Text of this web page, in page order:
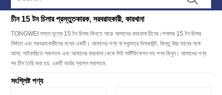
চীন 15 টন চিলার প্রস্তুতকারক, সরবরাহকারী, কারখানা
TONGWEI সস্তা মূল্যে 15 টন চিলার কিনতে পারে৷ আমাদের কারখানা চীনের পেশাদার 15 টন চিলার
নির্মাতা এবং সরবরাহকারীদের মধ্যে একটি। আমাদের পণ্য না শুধুমাত্র ডিসকাউন্ট, কিন্তু উচ্চ মানের সঙ্গে
আসা. পাইকারিতে স্বাগতম এবং আমাদের কারখানা থেকে সিই সার্টিফিকেশন সহ পণ্য কিনুন। আমাদের পণ্য
সব চীন তৈরি করা হয়. একটি অর্ডার স্থাপন স্বাগতম.
সংশ্লিষ্ট পণ্য